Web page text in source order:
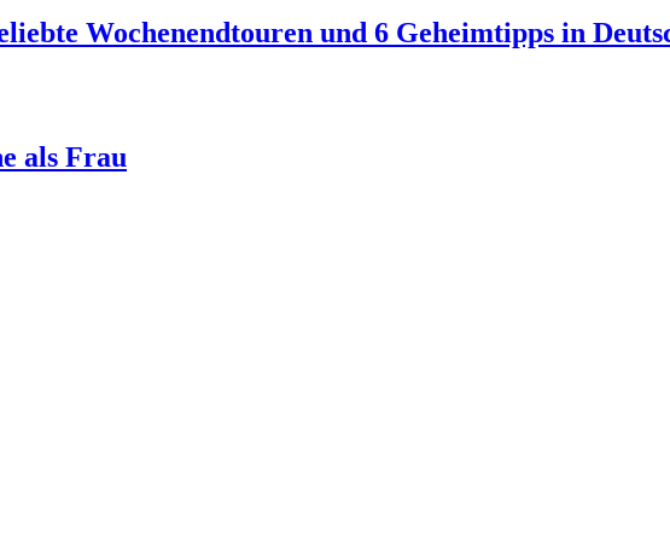
Wochenendtouren und 6 Geheimtipps in
als Frau